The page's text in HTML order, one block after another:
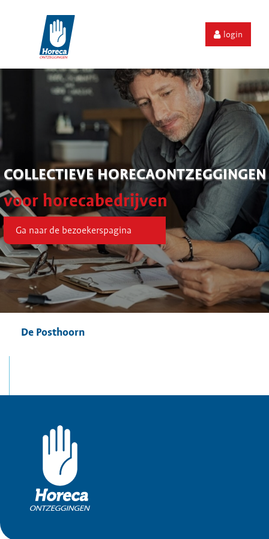
login
COLLECTIEVE HORECAONTZEGGINGEN
voor horecabedrijven
Ga naar de bezoekerspagina
De Posthoorn